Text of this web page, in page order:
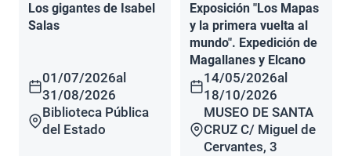
Los gigantes de Isabel
Salas
01/07/2026al
31/08/2026
Biblioteca Pública
del Estado
Exposición "Los Mapas
y la primera vuelta al
mundo". Expedición de
Magallanes y Elcano
14/05/2026al
18/10/2026
MUSEO DE SANTA
CRUZ C/ Miguel de
Cervantes, 3